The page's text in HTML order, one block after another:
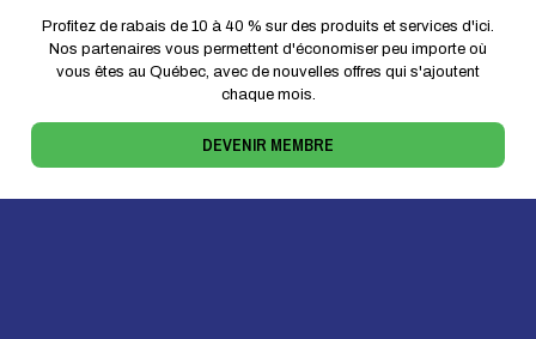
Profitez de rabais de 10 à 40 % sur des produits et services d'ici.
Nos partenaires vous permettent d'économiser peu importe où
vous êtes au Québec, avec de nouvelles offres qui s'ajoutent
chaque mois.
DEVENIR MEMBRE